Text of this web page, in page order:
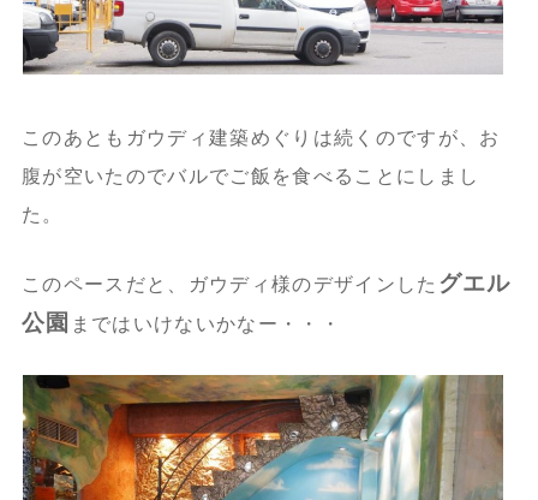
このあともガウディ建築めぐりは続くのですが、お
腹が空いたのでバルでご飯を食べることにしまし
た。
このペースだと、ガウディ様のデザインした グエル
公園 まではいけないかなー・・・